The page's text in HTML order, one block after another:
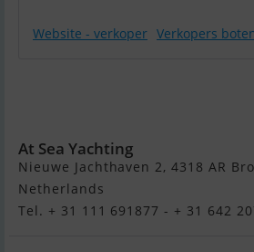
Website - verkoper Verkopers
At Sea Yachting
Nieuwe Jachthaven 2, 4318 AR
Netherlands
Tel. + 31 111 691877 - + 31 642